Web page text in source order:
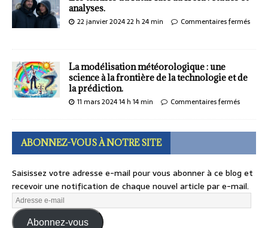
analyses.
22 janvier 2024 22 h 24 min Commentaires fermés
La modélisation météorologique : une
science à la frontière de la technologie et de
la prédiction.
11 mars 2024 14 h 14 min Commentaires fermés
ABONNEZ-VOUS À NOTRE SITE
Saisissez votre adresse e-mail pour vous abonner à ce blog et
recevoir une notification de chaque nouvel article par e-mail.
Abonnez-vous